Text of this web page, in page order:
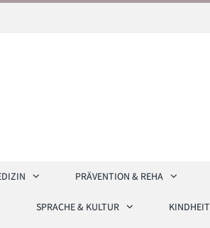
PRÄVENTION & REHA
SPRACHE & KULTUR KINDHEIT